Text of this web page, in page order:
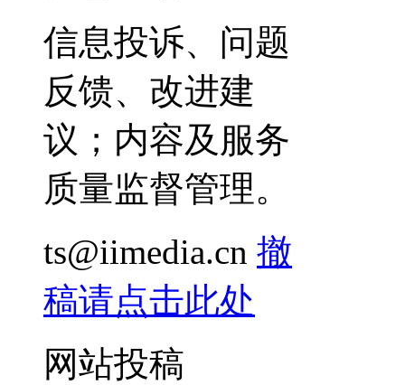
信息投诉、问题
反馈、改进建
议；内容及服务
质量监督管理。
ts@iimedia.cn 撤
稿请点击此处
网站投稿